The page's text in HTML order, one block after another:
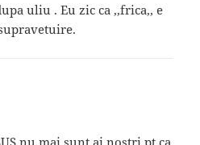
uliu . Eu zic ca ,,frica,, e
nu mai sunt ai nostri pt ca